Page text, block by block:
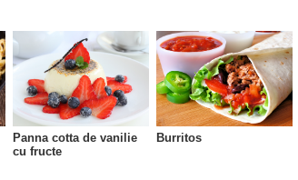
Panna cotta de vanilie
cu fructe
Burritos